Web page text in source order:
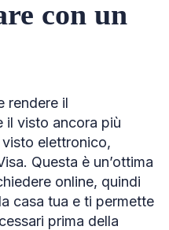
con un
rendere il
il visto ancora più
elettronico,
Questa è un’ottima
online, quindi
casa tua e ti permette
prima della